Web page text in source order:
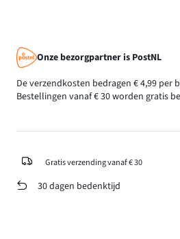
Onze bezorgpartner is PostNL
De verzendkosten bedragen € 4,99 per
Bestellingen vanaf € 30 worden gratis
Gratis verzending vanaf € 30
30 dagen bedenktijd